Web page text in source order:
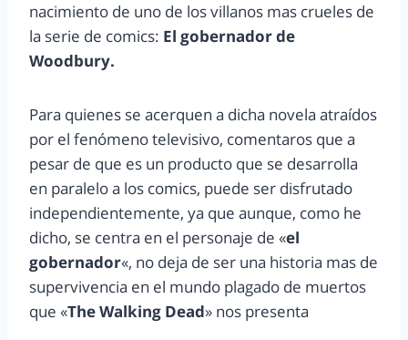
nacimiento de uno de los villanos mas crueles de
la serie de comics: El gobernador de
Woodbury.
Para quienes se acerquen a dicha novela atraídos
por el fenómeno televisivo, comentaros que a
pesar de que es un producto que se desarrolla
en paralelo a los comics, puede ser disfrutado
independientemente, ya que aunque, como he
dicho, se centra en el personaje de «el
gobernador«, no deja de ser una historia mas de
supervivencia en el mundo plagado de muertos
que «The Walking Dead» nos presenta